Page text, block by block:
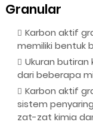
Granular
Karbon aktif
memiliki bentuk
Ukuran
dari beberapa
Karbon aktif
sistem
zat-zat kimia